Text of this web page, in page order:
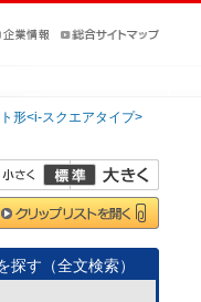
形<i-スクエアタイプ>
探す（全文検索）